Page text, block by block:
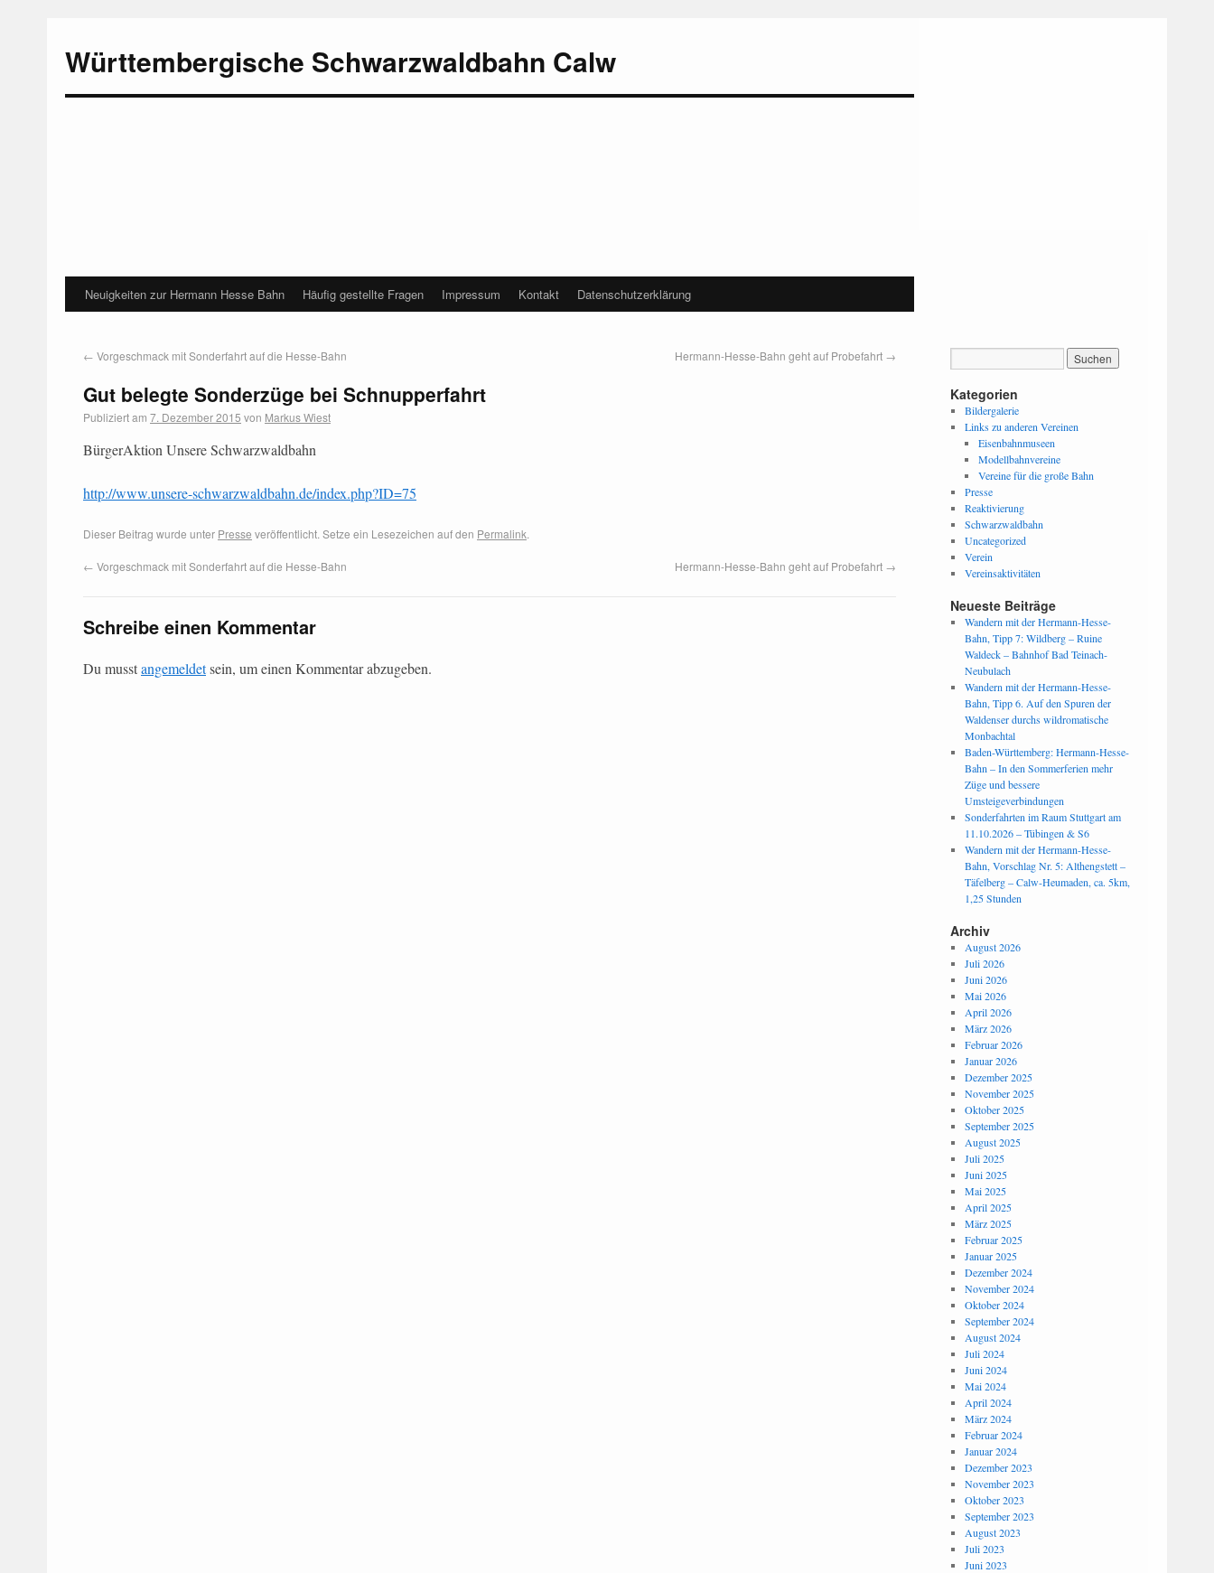
Württembergische Schwarzwaldbahn Calw
Neuigkeiten zur Hermann Hesse Bahn Häufig gestellte Fragen Impressum Kontakt Datenschutzerklärung
← Vorgeschmack mit Sonderfahrt auf die Hesse-Bahn Hermann-Hesse-Bahn geht auf Probefahrt →
Gut belegte Sonderzüge bei Schnupperfahrt
Publiziert am 7. Dezember 2015 von Markus Wiest
BürgerAktion Unsere Schwarzwaldbahn
http://www.unsere-schwarzwaldbahn.de/index.php?ID=75
Dieser Beitrag wurde unter Presse veröffentlicht. Setze ein Lesezeichen auf den Permalink.
← Vorgeschmack mit Sonderfahrt auf die Hesse-Bahn Hermann-Hesse-Bahn geht auf Probefahrt →
Schreibe einen Kommentar
Du musstangemeldetsein, um einen Kommentar abzugeben.
Kategorien
Bildergalerie
Links zu anderen Vereinen
Eisenbahnmuseen
Modellbahnvereine
Vereine für die große Bahn
Presse
Reaktivierung
Schwarzwaldbahn
Uncategorized
Verein
Vereinsaktivitäten
Neueste Beiträge
Wandern mit der Hermann-Hesse-
Bahn, Tipp 7: Wildberg – Ruine
Waldeck – Bahnhof Bad Teinach-
Neubulach
Wandern mit der Hermann-Hesse-
Bahn, Tipp 6. Auf den Spuren der
Waldenser durchs wildromatische
Monbachtal
Baden-Württemberg: Hermann-Hesse-
Bahn – In den Sommerferien mehr
Züge und bessere
Umsteigeverbindungen
Sonderfahrten im Raum Stuttgart am
11.10.2026 – Tübingen & S6
Wandern mit der Hermann-Hesse-
Bahn, Vorschlag Nr. 5: Althengstett –
Täfelberg – Calw-Heumaden, ca. 5km,
1,25 Stunden
Archiv
August 2026
Juli 2026
Juni 2026
Mai 2026
April 2026
März 2026
Februar 2026
Januar 2026
Dezember 2025
November 2025
Oktober 2025
September 2025
August 2025
Juli 2025
Juni 2025
Mai 2025
April 2025
März 2025
Februar 2025
Januar 2025
Dezember 2024
November 2024
Oktober 2024
September 2024
August 2024
Juli 2024
Juni 2024
Mai 2024
April 2024
März 2024
Februar 2024
Januar 2024
Dezember 2023
November 2023
Oktober 2023
September 2023
August 2023
Juli 2023
Juni 2023